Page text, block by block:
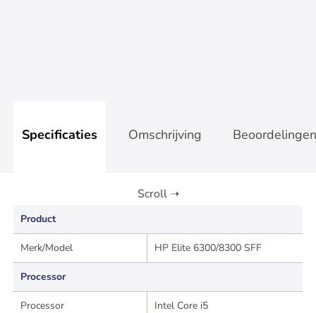
Specificaties Omschrijving Beoordelingen
Product
Merk/Model HP Elite 6300/8300 SFF
Processor
Processor Intel Core i5